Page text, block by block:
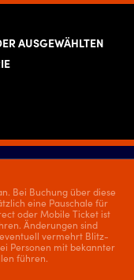
AUSGEWÄHLTEN
Bei Buchung über diese
eine Pauschale für
oder Mobile Ticket ist
Änderungen sind
vermehrt Blitz-
Personen mit bekannter
führen.